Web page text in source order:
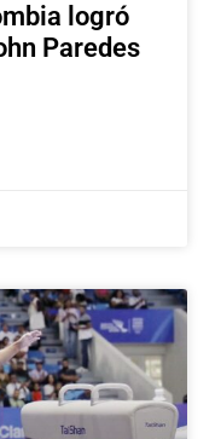
logró
Paredes